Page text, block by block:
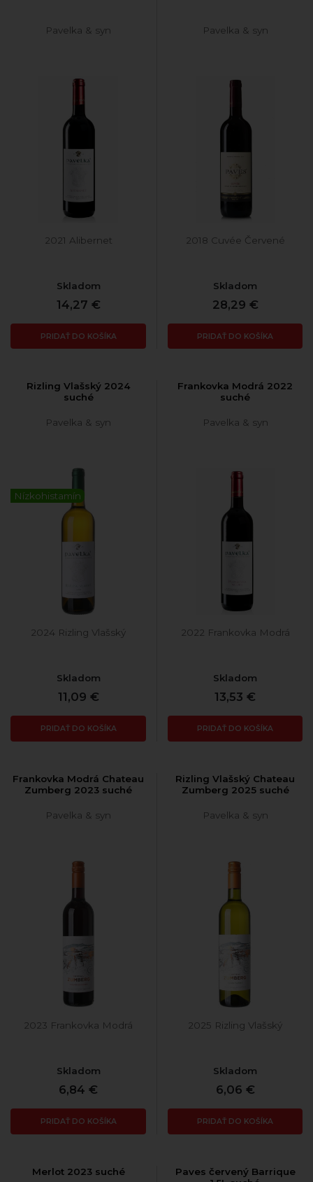
Pavelka & syn
2021 Alibernet
Skladom
14,27 €
PRIDAŤ DO KOŠÍKA
Pavelka & syn
2018 Cuvée Červené
Skladom
28,29 €
PRIDAŤ DO KOŠÍKA
Rizling Vlašský 2024
suché
Pavelka & syn
Nízkohistamín
2024 Rizling Vlašský
Skladom
11,09 €
PRIDAŤ DO KOŠÍKA
Frankovka Modrá 2022
suché
Pavelka & syn
2022 Frankovka Modrá
Skladom
13,53 €
PRIDAŤ DO KOŠÍKA
Frankovka Modrá Chateau
Zumberg 2023 suché
Pavelka & syn
2023 Frankovka Modrá
Skladom
6,84 €
PRIDAŤ DO KOŠÍKA
Rizling Vlašský Chateau
Zumberg 2025 suché
Pavelka & syn
2025 Rizling Vlašský
Skladom
6,06 €
PRIDAŤ DO KOŠÍKA
Merlot 2023 suché
Paves červený Barrique